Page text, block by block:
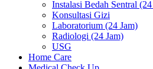
Instalasi Bedah Sentral
Konsultasi Gizi
Laboratorium (24 Jam)
Radiologi (24 Jam)
USG
Home Care